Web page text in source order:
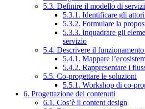
5.3. Definire il modello di
5.3.1. Identificare gli
5.3.2. Formulare la
5.3.3. Inquadrare gli
servizio
5.4. Descrivere il
5.4.1. Mappare
5.4.2. Rappresentare i
5.5. Co-progettare le soluzioni
5.5.1. Workshop di co-
6. Progettazione dei contenuti
6.1. Cos’è il content design